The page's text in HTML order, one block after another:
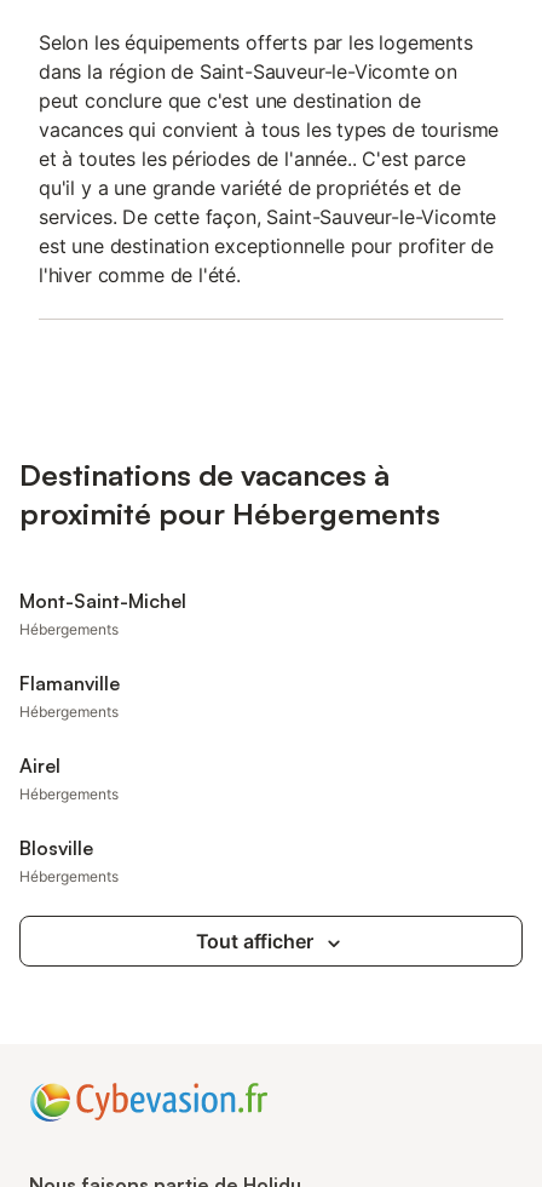
Selon les équipements offerts par les logements
dans la région de Saint-Sauveur-le-Vicomte on
peut conclure que c'est une destination de
vacances qui convient à tous les types de tourisme
et à toutes les périodes de l'année.. C'est parce
qu'il y a une grande variété de propriétés et de
services. De cette façon, Saint-Sauveur-le-Vicomte
est une destination exceptionnelle pour profiter de
l'hiver comme de l'été.
Destinations de vacances à
proximité pour Hébergements
Mont-Saint-Michel
Hébergements
Flamanville
Hébergements
Airel
Hébergements
Blosville
Hébergements
Tout afficher